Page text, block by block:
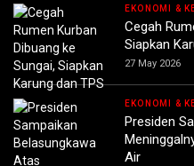
EKONOMI &
Cegah
Siapkan
27 May 2026
EKONOMI &
Presiden
Air